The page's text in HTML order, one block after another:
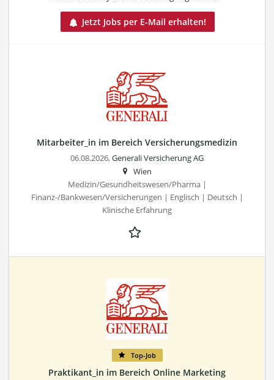
Jetzt Jobs per E-Mail erhalten!
Mitarbeiter_in im Bereich Versicherungsmedizin
06.08.2026,Generali Versicherung AG
Wien
Medizin/Gesundheitswesen/Pharma |
Finanz-/Bankwesen/Versicherungen | Englisch | Deutsch |
Klinische Erfahrung
Top-Job
Praktikant_in im Bereich Online Marketing